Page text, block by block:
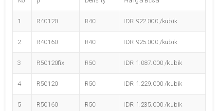
1 R40120 R40 IDR 922.000 /kubik
2 R40160 R40 IDR 925.000 /kubik
3 R50120fix R50 IDR 1.087.000 /kubik
4 R50120 R50 IDR 1.229.000 /kubik
5 R50160 R50 IDR 1.235.000 /kubik